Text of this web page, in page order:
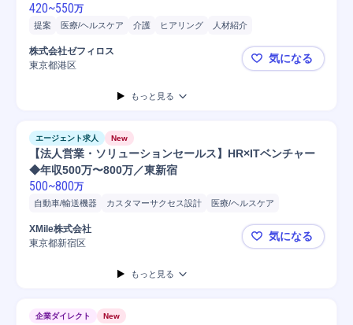
420~550万
提案 医療/ヘルスケア 介護 ヒアリング
人材紹介
人材キャスティング
株式会社ゼフィロス
東京都港区
【港区】未
気になる
もっと見る
エージェント求人 New
【法人営業・ソリューションセールス】HR×ITベンチャー
◆年収500万〜800万／東新宿
500~800万
自動車/輸送機器 カスタマーサクセス設計
医療/ヘルスケア
物流/生産管理職担当
法人営業
物流 自動車
提案
Web/ITサービス 人材紹介/派遣
XMile株式会社
東京都新宿区
【法人営業
気になる
もっと見る
企業ダイレクト New